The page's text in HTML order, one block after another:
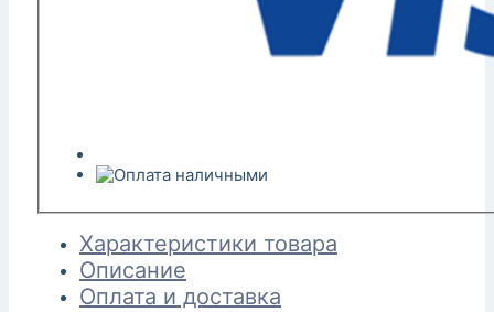
Характеристики товара
Описание
Оплата и доставка